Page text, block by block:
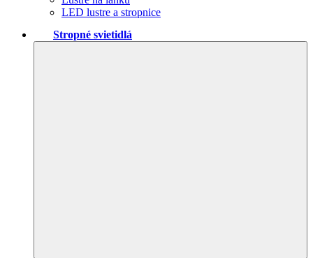
LED lustre a stropnice
Stropné svietidlá